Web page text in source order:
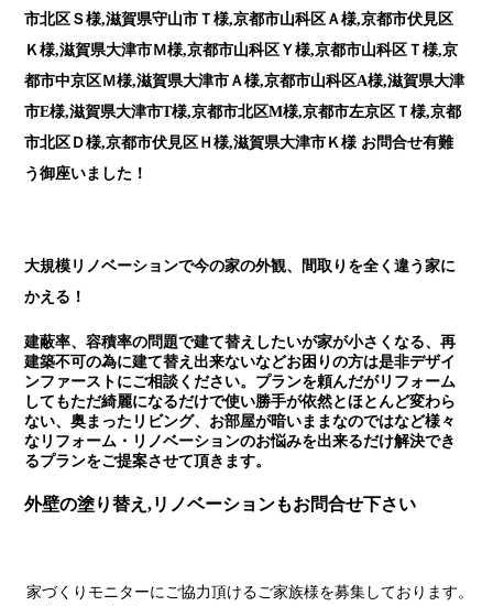
市北区Ｓ様,滋賀県守山市Ｔ様,京都市山科区Ａ様,京都市伏見区
Ｋ様,滋賀県大津市Ｍ様,京都市山科区Ｙ様,京都市山科区Ｔ様,京
都市中京区Ｍ様,滋賀県大津市Ａ様,京都市山科区A様,滋賀県大津
市E様,滋賀県大津市T様,京都市北区M様,京都市左京区Ｔ様,京都
市北区Ｄ様,京都市伏見区Ｈ様,滋賀県大津市Ｋ様 お問合せ有難
う御座いました！
大規模リノベーションで今の家の外観、間取りを全く違う家に
かえる！
建蔽率、容積率の問題で建て替えしたいが家が小さくなる、再
建築不可の為に建て替え出来ないなどお困りの方は是非デザイ
ンファーストにご相談ください。プランを頼んだがリフォーム
してもただ綺麗になるだけで使い勝手が依然とほとんど変わら
ない、奥まったリビング、お部屋が暗いままなのではなど様々
なリフォーム・リノベーションのお悩みを出来るだけ解決でき
るプランをご提案させて頂きます。
外壁の塗り替え,リノベーションもお問合せ下さい
家づくりモニターにご協力頂けるご家族様を募集しております。